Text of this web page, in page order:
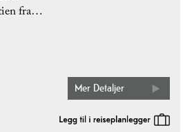
fra…
Mer Detaljer